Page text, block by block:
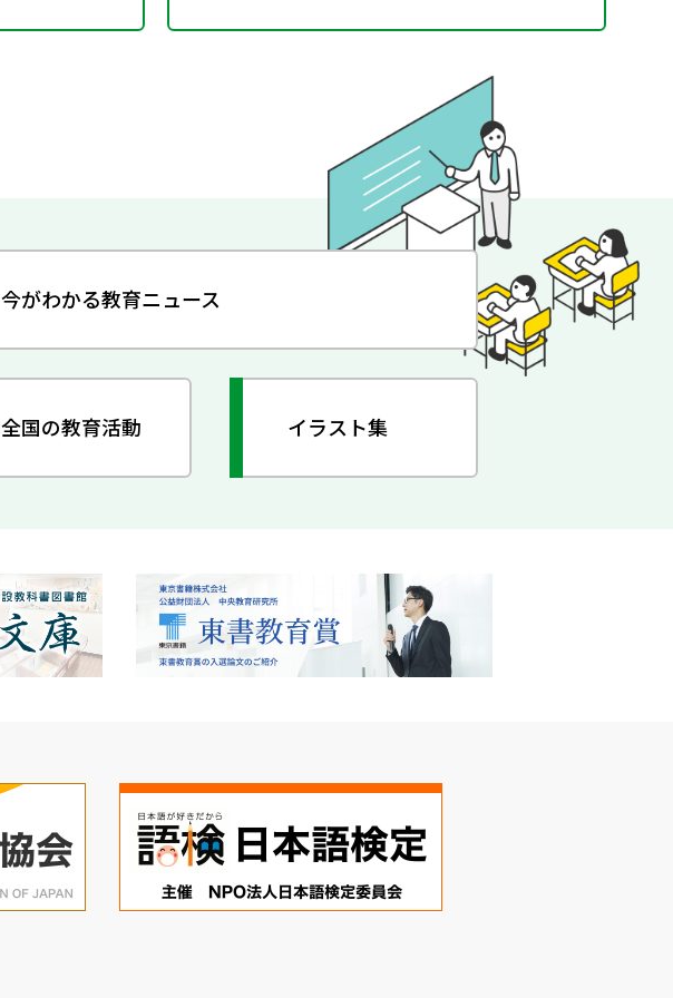
今がわかる教育ニュース
全国の教育活動 イラスト集